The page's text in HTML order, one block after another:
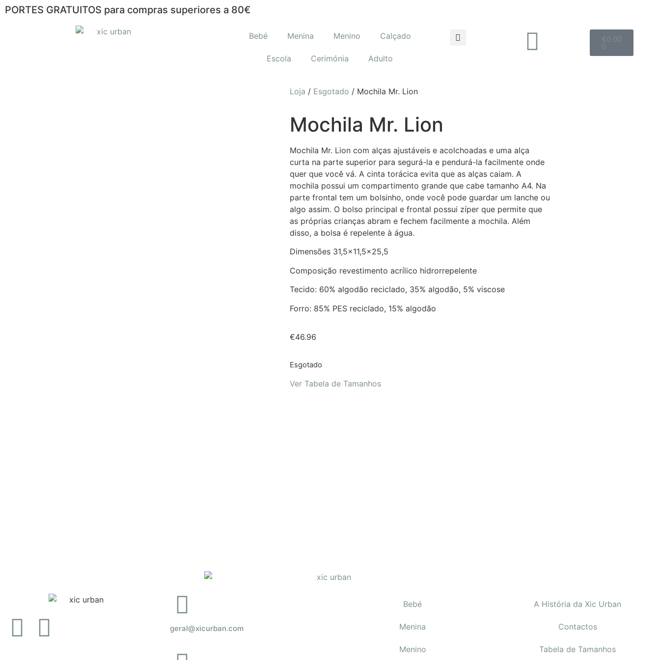
PORTES GRATUITOS para compras superiores a 80€
Bebé Menina Menino Calçado
Escola Cerimónia Adulto
€0.00
0
Loja / Esgotado / Mochila Mr. Lion
Mochila Mr. Lion
Mochila Mr. Lion com alças ajustáveis ​​e acolchoadas e uma alça
curta na parte superior para segurá-la e pendurá-la facilmente onde
quer que você vá. A cinta torácica evita que as alças caiam. A
mochila possui um compartimento grande que cabe tamanho A4. Na
parte frontal tem um bolsinho, onde você pode guardar um lanche ou
algo assim. O bolso principal e frontal possui zíper que permite que
as próprias crianças abram e fechem facilmente a mochila. Além
disso, a bolsa é repelente à água.
Dimensões 31,5×11,5×25,5
Composição revestimento acrílico hidrorrepelente
Tecido: 60% algodão reciclado, 35% algodão, 5% viscose
Forro: 85% PES reciclado, 15% algodão
€46.96
Esgotado
Ver Tabela de Tamanhos
geral@xicurban.com
Bebé
Menina
Menino
A História da Xic Urban
Contactos
Tabela de Tamanhos